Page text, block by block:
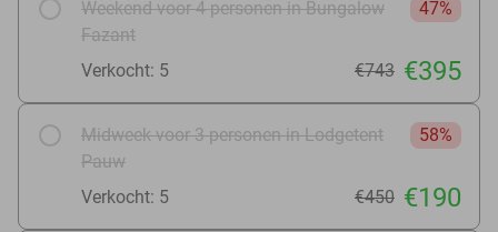
Weekend voor 4 personen in Bungalow
Fazant
47%
Verkocht: 5 €743 €395
Midweek voor 3 personen in Lodgetent
Pauw
58%
Verkocht: 5 €450 €190